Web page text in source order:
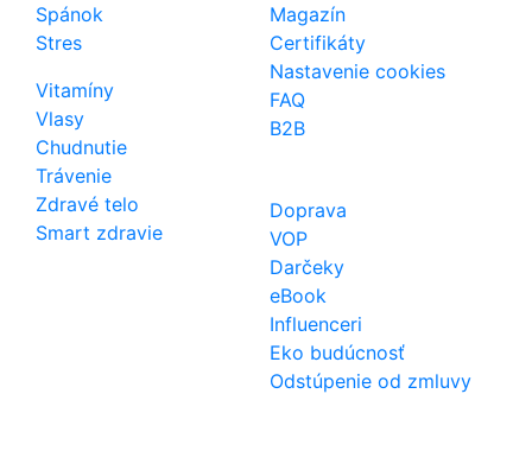
Spánok
Stres
Vitamíny
Vlasy
Chudnutie
Trávenie
Zdravé telo
Smart zdravie
Magazín
Certifikáty
Nastavenie cookies
FAQ
B2B
Doprava
VOP
Darčeky
eBook
Influenceri
Eko budúcnosť
Odstúpenie od zmluvy